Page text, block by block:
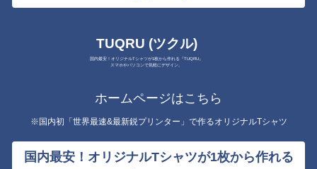
TUQRU (ツクル)
国内最安！オリジナルTシャツが1枚から作れる『TUQRU』
スマホやパソコンで気軽にデザイン。
ホームページはこちら
※国内初「世界最速&最新鋭プリンター」で作るオリジナルTシャツ
国内最安！オリジナルTシャツが1枚から作れる